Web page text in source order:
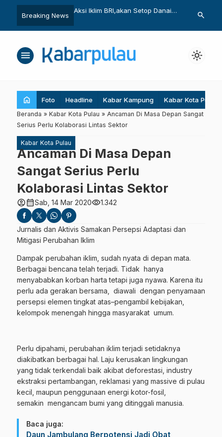
Breaking News
Untuk Ikan Lestari, AS Dukung
BMKG:
search
menu light_mode
home Foto Headline Kabar Kampung Kabar Kota Pulau
Beranda » Kabar Kota Pulau » Ancaman Di Masa Depan Sangat
Serius Perlu Kolaborasi Lintas Sektor
Kabar Kota Pulau
Ancaman Di Masa Depan
Sangat Serius Perlu
Kolaborasi Lintas Sektor
account_circlecalendar_monthSab, 14 Mar 2020visibility1.342
Jurnalis dan Aktivis Samakan Persepsi Adaptasi dan
Mitigasi Perubahan Iklim
Dampak perubahan iklim, sudah nyata di depan mata.
Berbagai bencana telah terjadi. Tidak hanya
menyababkan korban harta tetapi juga nyawa. Karena itu
perlu ada gerakan bersama, diawali dengan penyamaan
persepsi elemen tingkat atas–pengambil kebijakan,
kelompok menengah hingga masyarakat umum.
Perlu dipahami, perubahan iklim terjadi setidaknya
diakibatkan berbagai hal. Laju kerusakan lingkungan
yang tidak terkendali baik akibat deforestasi, industry
ekstraksi pertambangan, reklamasi yang massive di pulau
kecil, maupun penggunaan energi kotor-fosil,
semakin mengancam bumi yang ditinggali manusia.
Baca juga:
Daun Jambulang Berpotensi Jadi Obat